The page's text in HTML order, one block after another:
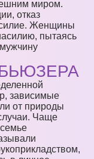
миром.
отказ
Женщины
пытаясь
зависимые
от природы
Чаще